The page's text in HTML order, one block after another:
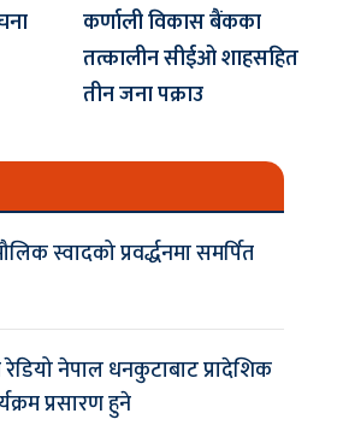
कर्णाली विकास बैंकका
तत्कालीन सीईओ शाहसहित
तीन जना पक्राउ
स्वादको प्रवर्द्धनमा समर्पित
नेपाल धनकुटाबाट प्रादेशिक
प्रसारण हुने